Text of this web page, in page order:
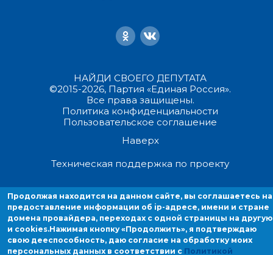
НАЙДИ СВОЕГО ДЕПУТАТА
©2015-2026, Партия «Единая Россия».
Все права защищены.
Политика конфиденциальности
Пользовательское соглашение
Наверх
Техническая поддержка по проекту
Продолжая находиться на данном сайте, вы соглашаетесь на
предоставление информации об ip-адресе, имени и стране домена
провайдера, переходах с одной страницы на другую и cookies.
Продолжая находится на данном сайте, вы соглашаетесь на
предоставление информации об ip-адресе, имени и стране
домена провайдера, переходах с одной страницы на другую
и cookies.Нажимая кнопку «Продолжить», я подтверждаю
свою дееспособность, даю согласие на обработку моих
персональных данных в соответствии с Политикой